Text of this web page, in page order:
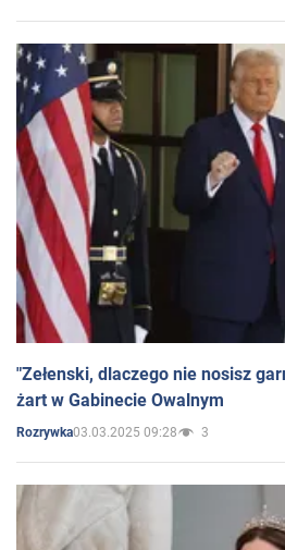
"Zełenski, dlaczego nie nosisz
żart w Gabinecie Owalnym
Rozrywka03.03.2025 09:28 3